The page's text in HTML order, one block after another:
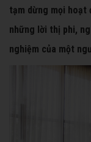
tạm dừng mọi hoạt
những lời thị phi,
nghiệm của một